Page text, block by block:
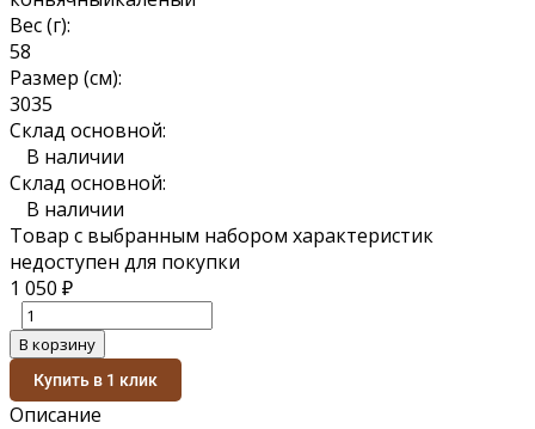
Вес (г):
58
Размер (см):
3035
Склад основной:
В наличии
Склад основной:
В наличии
Товар с выбранным набором характеристик
недоступен для покупки
1 050 ₽
В корзину
Купить в 1 клик
Описание